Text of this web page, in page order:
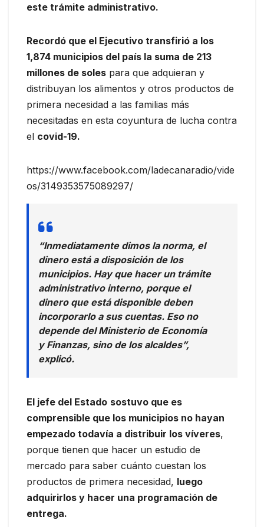
este trámite administrativo.
Recordó que el Ejecutivo transfirió a los
1,874 municipios del país la suma de 213
millones de soles para que adquieran y
distribuyan los alimentos y otros productos de
primera necesidad a las familias más
necesitadas en esta coyuntura de lucha contra
el covid-19.
https://www.facebook.com/ladecanaradio/vide
os/3149353575089297/
“Inmediatamente dimos la norma, el
dinero está a disposición de los
municipios. Hay que hacer un trámite
administrativo interno, porque el
dinero que está disponible deben
incorporarlo a sus cuentas. Eso no
depende del Ministerio de Economía
y Finanzas, sino de los alcaldes”,
explicó.
El jefe del Estado sostuvo que es
comprensible que los municipios no hayan
empezado todavía a distribuir los víveres,
porque tienen que hacer un estudio de
mercado para saber cuánto cuestan los
productos de primera necesidad, luego
adquirirlos y hacer una programación de
entrega.